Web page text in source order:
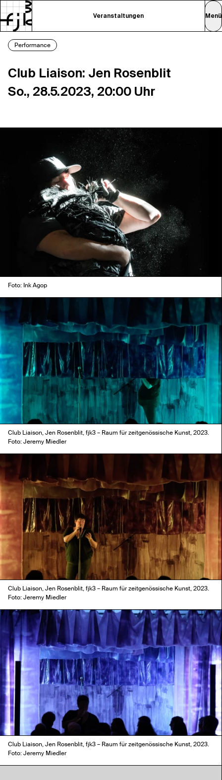
Veranstaltungen Menü
Performance
Club Liaison: Jen Rosenblit
So., 28.5.2023, 20:00 Uhr
Foto: Ink Agop
Club Liaison, Jen Rosenblit, fjk3 – Raum für zeitgenössische Kunst, 2023.
Foto: Jeremy Miedler
Club Liaison, Jen Rosenblit, fjk3 – Raum für zeitgenössische Kunst, 2023.
Foto: Jeremy Miedler
Club Liaison, Jen Rosenblit, fjk3 – Raum für zeitgenössische Kunst, 2023.
Foto: Jeremy Miedler